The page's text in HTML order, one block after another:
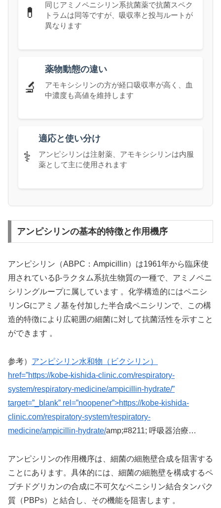
💊
同じアミノペニシリン系抗菌薬で抗菌スペク
トラムは同等ですが、吸収率と投与ルートが
異なります
🔬
薬物動態の違い
アモキシシリンの方が経口吸収率が高く、血
中濃度も高値を維持します
⚕️
適応と使い分け
アンピシリンは注射薬、アモキシシリンは内服
薬として主に使用されます
アンピシリンの基本的特徴と作用機序
アンピシリン（ABPC：Ampicillin）は1961年から臨床使
用されているβ-ラクタム系抗生物質の一種で、アミノペニ
シリングループに属しています 。化学構造的にはペニシ
リンGにアミノ基を付加した半合成ペニシリンで、この構
造的特徴により広範囲の細菌に対して抗菌活性を示すこと
ができます 。
参考） アンピシリン水和物（ビクシリン）
href=”https://kobe-kishida-clinic.com/respiratory-
system/respiratory-medicine/ampicillin-hydrate/”
target=”_blank” rel=”noopener”>https://kobe-kishida-
clinic.com/respiratory-system/respiratory-
medicine/ampicillin-hydrate/amp;#8211; 呼吸器治療…
アンピシリンの作用機序は、細菌の細胞壁合成を阻害する
ことにあります。具体的には、細菌の細胞壁を構成するペ
プチドグリカンの合成に不可欠なペニシリン結合タンパク
質（PBPs）と結合し、その機能を阻害します 。